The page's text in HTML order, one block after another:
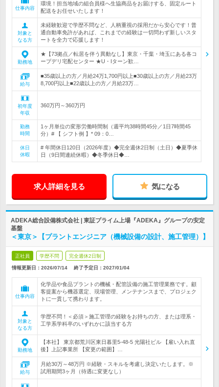
仕事内容
環境！担当地域の組合員様へ生協商品をお届けする、固定ルート
配送をお任せいたします！
対象と
なる方
未経験歓迎で学歴不問など、人柄重視の採用だから安心です！普
通自動車免許があれば、これまでの経験は一切問わず新しいスタ
ートを全力で応援します！
勤務地
★【73拠点／転居を伴う異動なし】東京・千葉・埼玉にある各コ
ープデリ宅配センター ★U・Iターン歓…
給与
■35歳以上の方／月給24万1,700円以上■30歳以上の方／月給23万
8,700円以上■22歳以上の方／月給23万…
初年度
年収
360万円～360万円
勤務
時間
1ヶ月単位の変形労働時間制（週平均38時間45分／1日7時間45
分）# 【 シフト例 】* 09：0…
休日
休暇
# 年間休日120日（2026年度）◆完全週休2日制（土日）◆夏季休
日（9日間連続休暇）◆冬季休日◆…
求人詳細を見る 気になる
ADEKA総合設備株式会社 | 東証プライム上場『ADEKA』グループの安定
基盤
＜東京＞【プラントエンジニア（機械設備の設計、施工管理）】
正社員 学歴不問 完全週休2日制
情報更新日：2026/07/14 終了予定日： 2027/01/04
仕事内容
化学品や食品プラントの機械・配管設備の施工管理業務です。顧
客提案から機器選定、現場管理、メンテナンスまで、プロジェク
トに一貫して携わります。
対象と
なる方
学歴不問！＜必須＞施工管理の経験をお持ちの方、または理系・
工学系学科卒のいずれかに該当する方
勤務地
【本社】 東京都荒川区東日暮里5-48-5 光陽社ビル 【雇い入れ直
後】上記事業所 【変更の範囲】…
給与
月給30万～48万円 ※経験・スキルを考慮し決定いたします。※
試用期間3ヶ月（待遇に変更なし）